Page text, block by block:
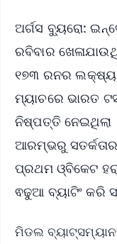
ଅର୍ଗସ ବ୍ୟୁରୋ:
ରବିବାର
୧୭୩ ରନର ଲକ୍ଷ୍ୟ
ମ୍ୟାଚରେ ଭାରତ
ନିଷ୍ପତ୍ତି ନେଇଥିଲା
ଆରମ୍ଭରୁ
ପ୍ରଥମ ଓ୍ବିକେଟ
ଵଢୁଆ ବ୍ୟାଟିଂ କରି
ମିଡଲ